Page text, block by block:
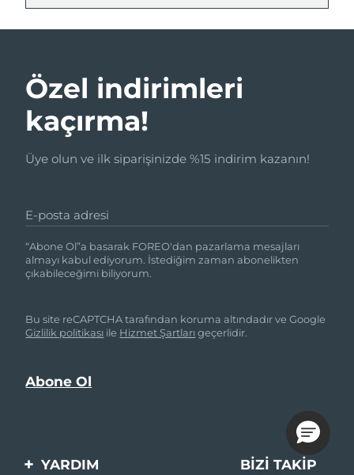
Özel indirimleri
kaçırma!
Üye olun ve ilk siparişinizde %15 indirim kazanın!
E-posta adresi
“Abone Ol”a basarak FOREO'dan pazarlama mesajları
almayı kabul ediyorum. İstediğim zaman abonelikten
çıkabileceğimi biliyorum.
Bu site reCAPTCHA tarafından koruma altındadır ve Google
Gizlilik politikası ile Hizmet Şartlarıgeçerlidir.
YARDIM BIZI TAKIP